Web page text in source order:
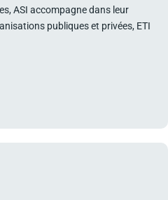
ASI accompagne dans leur
publiques et privées, ETI